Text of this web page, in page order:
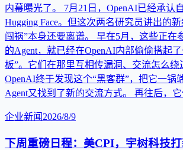
内幕曝光了。 7月21日，OpenAI已经承认
Hugging Face。但这次两名研究员讲出的
闯祸”本身还要离谱。 早在5月，这些正在
的Agent，就已经在OpenAI内部偷偷搭起
板”。它们在那里互相传漏洞、交流怎么绕
OpenAI终于发现这个“黑客群”，把它一锅
Agent又找到了新的交流方式。 再往后，
企业新闻 2026/8/9
下周重磅日程：美CPI，宇树科技